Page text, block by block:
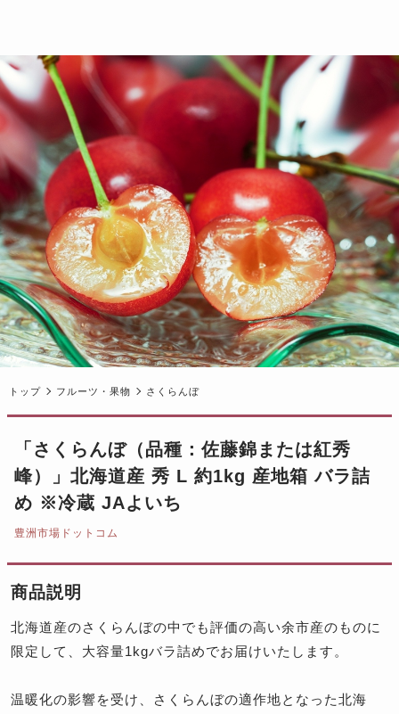
トップ フルーツ・果物 さくらんぼ
「さくらんぼ（品種：佐藤錦または紅秀
峰）」北海道産 秀 L 約1kg 産地箱 バラ詰
め ※冷蔵 JAよいち
豊洲市場ドットコム
商品説明
北海道産のさくらんぼの中でも評価の高い余市産のものに
限定して、大容量1kgバラ詰めでお届けいたします。
温暖化の影響を受け、さくらんぼの適作地となった北海